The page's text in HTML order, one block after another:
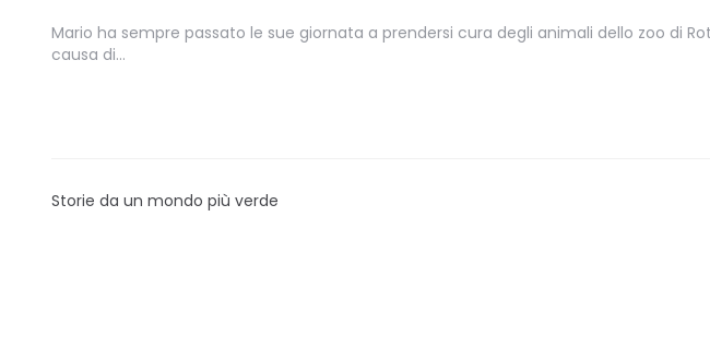
Mario ha sempre passato le sue giornata a prendersi cura degli animali dello zoo di
causa di…
Storie da un mondo più verde